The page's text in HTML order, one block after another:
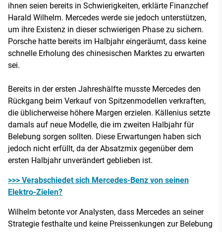
ihnen seien bereits in Schwierigkeiten, erklärte Finanzchef
Harald Wilhelm. Mercedes werde sie jedoch unterstützen,
um ihre Existenz in dieser schwierigen Phase zu sichern.
Porsche hatte bereits im Halbjahr eingeräumt, dass keine
schnelle Erholung des chinesischen Marktes zu erwarten
sei.
Bereits in der ersten Jahreshälfte musste Mercedes den
Rückgang beim Verkauf von Spitzenmodellen verkraften,
die üblicherweise höhere Margen erzielen. Källenius setzte
damals auf neue Modelle, die im zweiten Halbjahr für
Belebung sorgen sollten. Diese Erwartungen haben sich
jedoch nicht erfüllt, da der Absatzmix gegenüber dem
ersten Halbjahr unverändert geblieben ist.
>>> Verabschiedet sich Mercedes-Benz von seinen
Elektro-Zielen?
Wilhelm betonte vor Analysten, dass Mercedes an seiner
Strategie festhalte und keine Preissenkungen zur Belebung